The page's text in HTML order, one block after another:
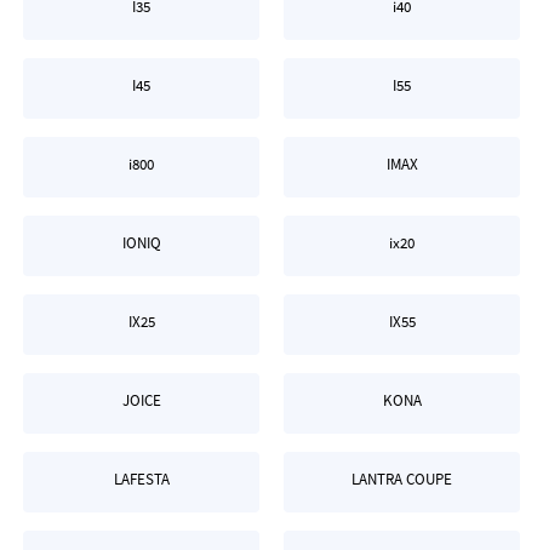
I35 i40
I45 I55
i800 IMAX
IONIQ ix20
IX25 IX55
JOICE KONA
LAFESTA LANTRA COUPE